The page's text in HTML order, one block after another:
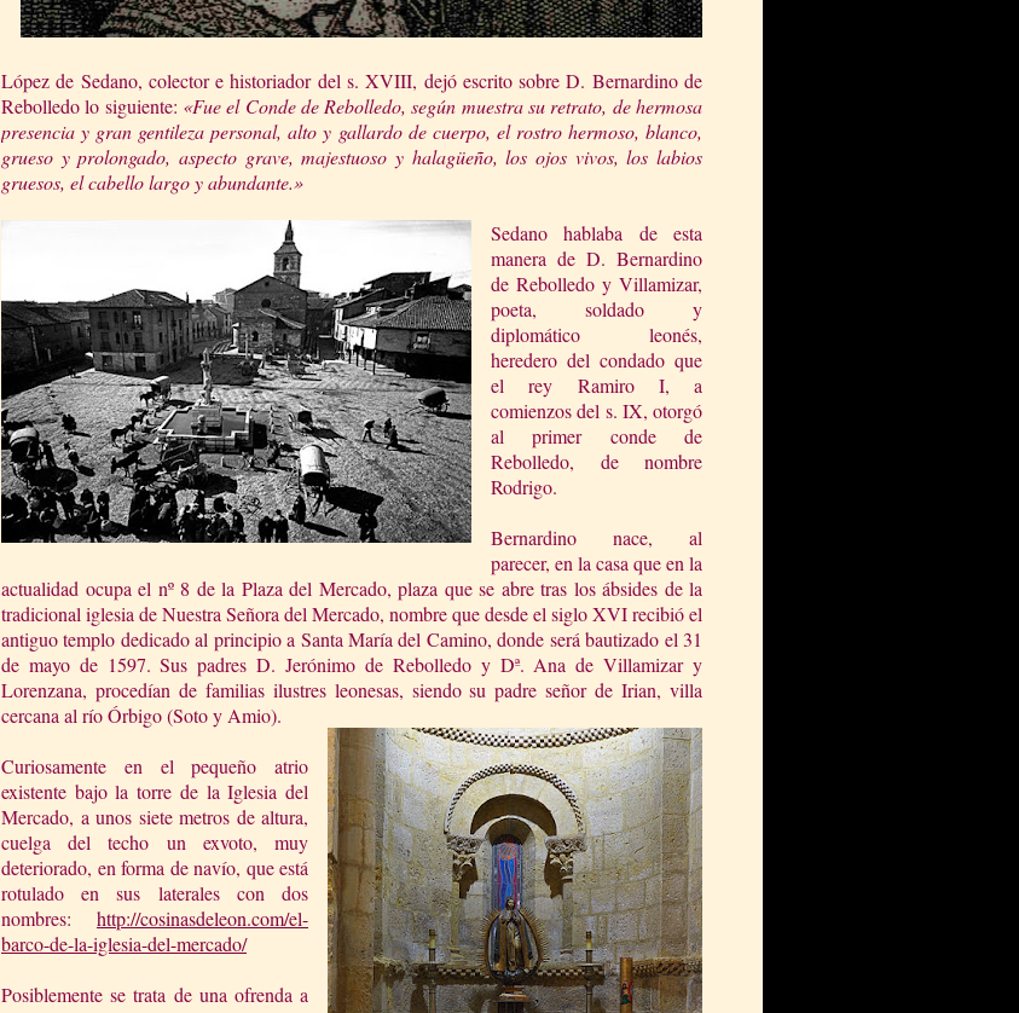
López de Sedano, colector e historiador del s. XVIII, dejó escrito sobre D. Bernardino de
Rebolledo lo siguiente: «Fue el Conde de Rebolledo, según muestra su retrato, de hermosa
presencia y gran gentileza personal, alto y gallardo de cuerpo, el rostro hermoso, blanco,
grueso y prolongado, aspecto grave, majestuoso y halagüeño, los ojos vivos, los labios
gruesos, el cabello largo y abundante.»
Sedano hablaba de esta
manera de D. Bernardino
de Rebolledo y Villamizar,
poeta, soldado y
diplomático leonés,
heredero del condado que
el rey Ramiro I, a
comienzos del s. IX, otorgó
al primer conde de
Rebolledo, de nombre
Rodrigo.
Bernardino nace, al
parecer, en la casa que en la
actualidad ocupa el nº 8 de la Plaza del Mercado, plaza que se abre tras los ábsides de la
tradicional iglesia de Nuestra Señora del Mercado, nombre que desde el siglo XVI recibió el
antiguo templo dedicado al principio a Santa María del Camino, donde será bautizado el 31
de mayo de 1597. Sus padres D. Jerónimo de Rebolledo y Dª. Ana de Villamizar y
Lorenzana, procedían de familias ilustres leonesas, siendo su padre señor de Irian, villa
cercana al río Órbigo (Soto y Amio).
Curiosamente en el pequeño atrio
existente bajo la torre de la Iglesia del
Mercado, a unos siete metros de altura,
cuelga del techo un exvoto, muy
deteriorado, en forma de navío, que está
rotulado en sus laterales con dos
nombres: http://cosinasdeleon.com/el-
barco-de-la-iglesia-del-mercado/
Posiblemente se trata de una ofrenda a